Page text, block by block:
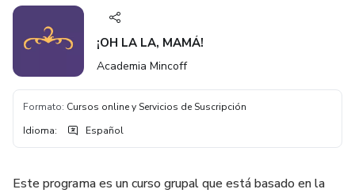
¡OH LA LA, MAMÁ!
Academia Mincoff
Formato: Cursos online y Servicios de Suscripción
Idioma: Español
Este programa es un curso grupal que está basado en la